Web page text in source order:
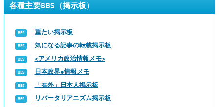
各種主要BBS（掲示板）
重たい掲示板
気になる記事の転載掲示板
<アメリカ政治情報メモ>
日本政界●情報メモ
「在外」日本人掲示板
リバータリアニズム掲示板